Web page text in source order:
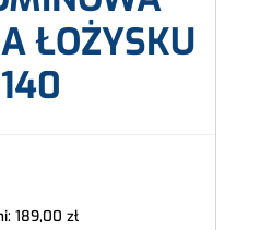
ŁOŻYSKU
140
189,00 zł